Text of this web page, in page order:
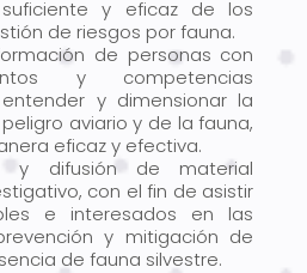
suficiente y eficaz de los
de riesgos por fauna.
de personas con
y competencias
y dimensionar la
aviario y de la fauna,
eficaz y efectiva.
y difusión de material
con el fin de asistir
e interesados en las
y mitigación de
de fauna silvestre.